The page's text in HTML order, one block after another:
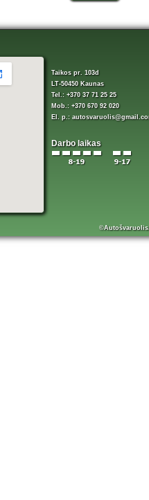
Taikos pr. 103d
LT-50450 Kaunas
Tel.: +370 37 71 25 25
Mob.: +370 670 92 020
El. p.:
Darbo laikas